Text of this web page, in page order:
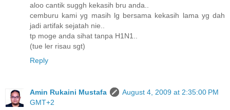
aloo cantik suggh kekasih bru anda..
cemburu kami yg masih lg bersama kekasih lama yg dah
jadi artifak sejatah nie..
tp moge anda sihat tanpa H1N1..
(tue ler risau sgt)
Reply
Amin Rukaini Mustafa
August 4, 2009 at 2:35:00 PM
GMT+2